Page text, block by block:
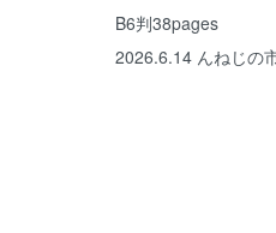
B6判38pages
2026.6.14 んねじの